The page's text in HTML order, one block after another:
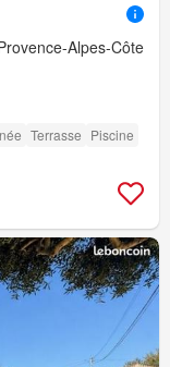
Alpes-Côte
Terrasse Piscine